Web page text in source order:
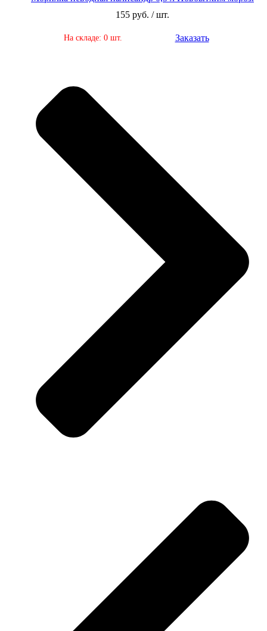
155 руб. / шт.
На складе: 0 шт. Заказать